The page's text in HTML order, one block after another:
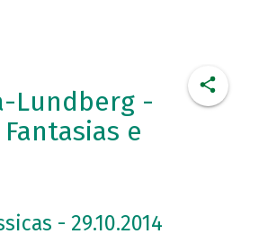
Lundberg -
e
- 29.10.2014